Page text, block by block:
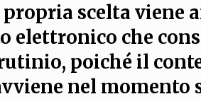
scelta viene
elettronico che
poiché il
nel momento